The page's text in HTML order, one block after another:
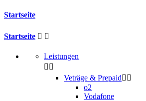
Startseite
Startseite  
Leistungen
 
Veträge & Prepaid 
o2
Vodafone